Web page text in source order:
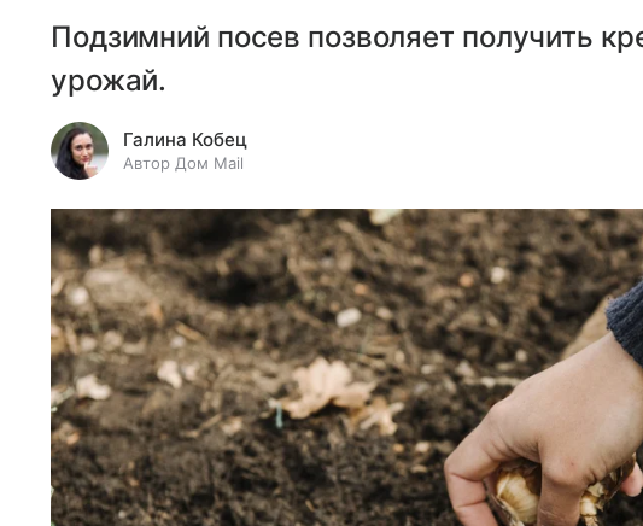
Подзимний посев позволяет получить
урожай.
Галина Кобец
Автор Дом Mail